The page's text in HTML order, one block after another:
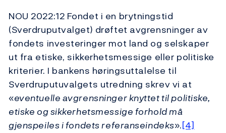
NOU 2022:12 Fondet i en brytningstid
(Sverdruputvalget) drøftet avgrensninger av
fondets investeringer mot land og selskaper
ut fra etiske, sikkerhetsmessige eller politiske
kriterier. I bankens høringsuttalelse til
Sverdruputuvalgets utredning skrev vi at
«eventuelle avgrensninger knyttet til politiske,
etiske og sikkerhetsmessige forhold må
gjenspeiles i fondets referanseindeks».[4]